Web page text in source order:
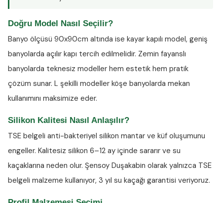
Doğru Model Nasıl Seçilir?
Banyo ölçüsü 90x90cm altında ise kayar kapılı model, geniş
banyolarda açılır kapı tercih edilmelidir. Zemin fayanslı
banyolarda teknesiz modeller hem estetik hem pratik
çözüm sunar. L şekilli modeller köşe banyolarda mekan
kullanımını maksimize eder.
Silikon Kalitesi Nasıl Anlaşılır?
TSE belgeli anti-bakteriyel silikon mantar ve küf oluşumunu
engeller. Kalitesiz silikon 6–12 ay içinde sararır ve su
kaçaklarına neden olur. Şensoy Duşakabin olarak yalnızca TSE
belgeli malzeme kullanıyor, 3 yıl su kaçağı garantisi veriyoruz.